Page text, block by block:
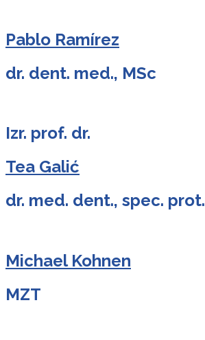
Pablo Ramírez
dr. dent. med., MSc
Izr. prof. dr.
Tea Galić
dr. med. dent., spec. prot.
Michael Kohnen
MZT